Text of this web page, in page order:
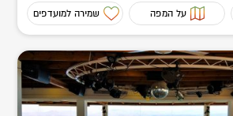
על המפה שמירה למועדפים